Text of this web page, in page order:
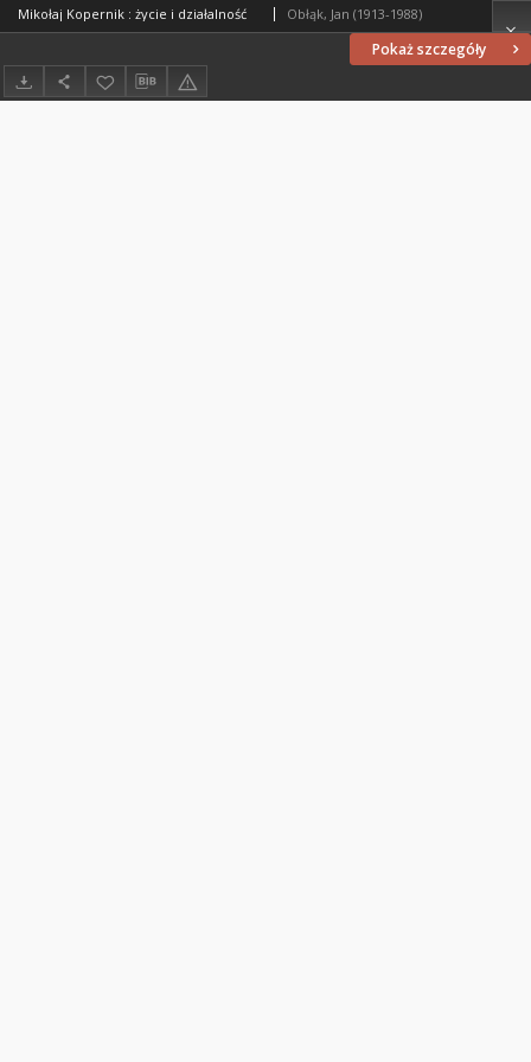
Pokaż szczegóły
Mikołaj Kopernik : życie i działalność Obłąk, Jan (1913-1988)